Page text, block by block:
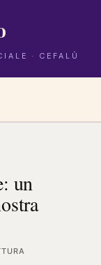
· CEFALÙ
un